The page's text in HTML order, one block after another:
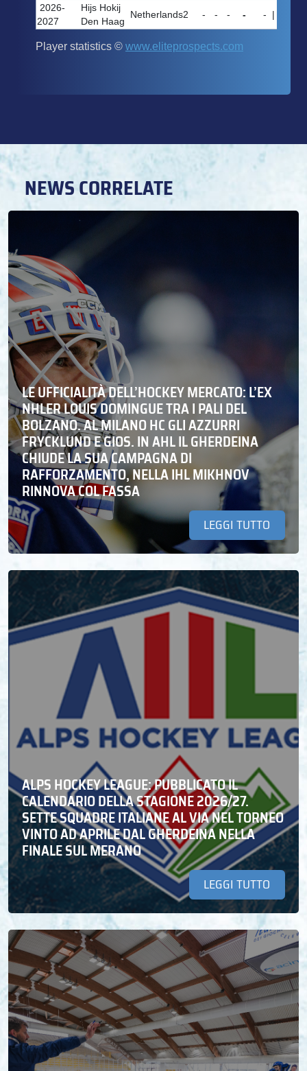
NEWS CORRELATE
LE UFFICIALITÀ DELL’HOCKEY MERCATO: L’EX
NHLER LOUIS DOMINGUE TRA I PALI DEL
BOLZANO. AL MILANO HC GLI AZZURRI
FRYCKLUND E GIOS. IN AHL IL GHERDEINA
CHIUDE LA SUA CAMPAGNA DI
RAFFORZAMENTO, NELLA IHL MIKHNOV
RINNOVA COL FASSA
LEGGI TUTTO
ALPS HOCKEY LEAGUE: PUBBLICATO IL
CALENDARIO DELLA STAGIONE 2026/27.
SETTE SQUADRE ITALIANE AL VIA NEL TORNEO
VINTO AD APRILE DAL GHERDEINA NELLA
FINALE SUL MERANO
LEGGI TUTTO